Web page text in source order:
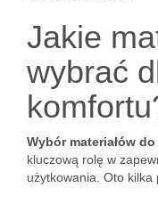
Jakie
wybrać
Wybór materiałów
kluczową rolę w
użytkowania. Oto kilka